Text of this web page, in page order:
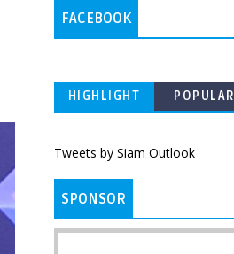
FACEBOOK
HIGHLIGHT POPULAR
Tweets by Siam Outlook
SPONSOR